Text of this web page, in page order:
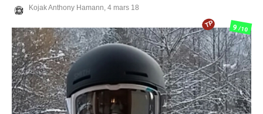
Kojak Anthony Hamann, 4 mars 18
9/10
TP